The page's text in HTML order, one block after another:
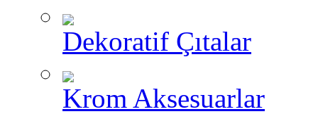
Dekoratif Çıtalar
Krom Aksesuarlar